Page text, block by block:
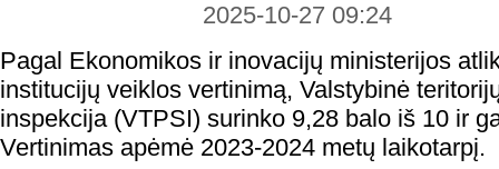
2025-10-27 09:24
Pagal Ekonomikos ir inovacijų ministerijos
institucijų veiklos vertinimą, Valstybinė
inspekcija (VTPSI) surinko 9,28 balo iš 10 ir
Vertinimas apėmė 2023-2024 metų laikotarpį.